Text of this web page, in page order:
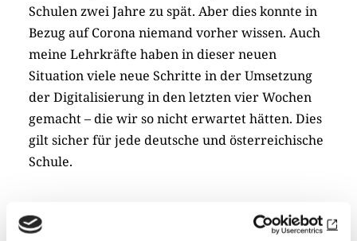
Schulen zwei Jahre zu spät. Aber dies konnte in
Bezug auf Corona niemand vorher wissen. Auch
meine Lehrkräfte haben in dieser neuen
Situation viele neue Schritte in der Umsetzung
der Digitalisierung in den letzten vier Wochen
gemacht – die wir so nicht erwartet hätten. Dies
gilt sicher für jede deutsche und österreichische
Schule.